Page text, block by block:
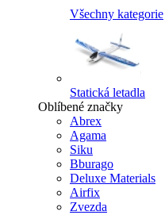
Všechny kategorie
Statická letadla
Oblíbené značky
Abrex
Agama
Siku
Bburago
Deluxe Materials
Airfix
Zvezda